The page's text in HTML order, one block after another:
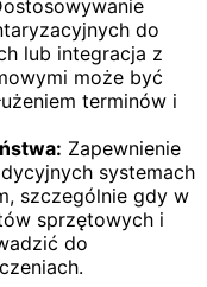
do
lub integracja z
może być
terminów i
Zapewnienie
systemach
szczególnie gdy w
sprzętowych i
do